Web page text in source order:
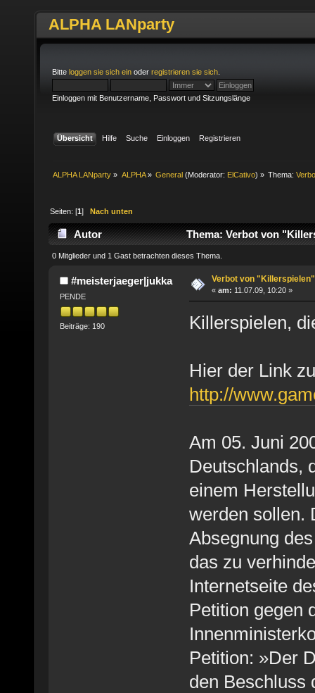
ALPHA LANparty
Bitte loggen sie sich ein oder registrieren sie sich
Einloggen mit Benutzername, Passwort und Sitzungslänge
Übersicht Hilfe Suche Einloggen Registrieren
ALPHA LANparty » ALPHA» General(Moderator: ElCativo) » Thema:
Seiten: [1]Nach unten
Autor Thema: Verbot von
0 Mitglieder und 1 Gast betrachten dieses Thema.
#meisterjaeger|jukka
PENDE
Beiträge: 190
Verbot von "Killerspielen"
« am: 11.07.09, 10:20 »
Killerspielen,
Hier der Link
http://
Am 05. Juni
Deutschlands,
einem
werden sollen.
Absegnung
das zu
Internetseite
Petition gegen
Petition: »Der
den Beschluss